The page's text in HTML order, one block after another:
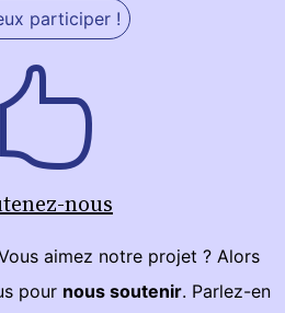
participer !
nous
aimez notre projet ? Alors
pour nous soutenir. Parlez-en